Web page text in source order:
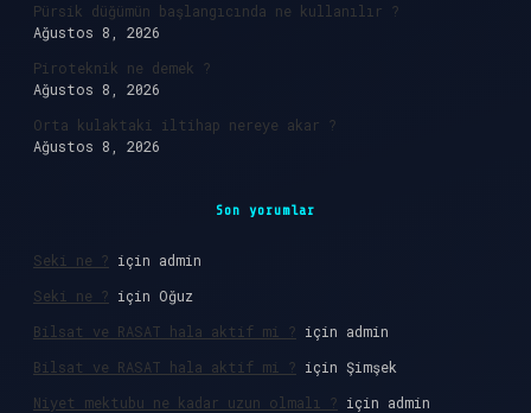
Pürsik düğümün başlangıcında ne kullanılır ?
Ağustos 8, 2026
Piroteknik ne demek ?
Ağustos 8, 2026
Orta kulaktaki iltihap nereye akar ?
Ağustos 8, 2026
Son yorumlar
Seki ne ? için admin
Seki ne ? için Oğuz
Bilsat ve RASAT hala aktif mi ? için admin
Bilsat ve RASAT hala aktif mi ? için Şimşek
Niyet mektubu ne kadar uzun olmalı ? için admin